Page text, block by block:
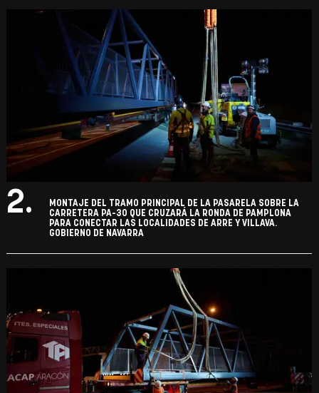
2.
MONTAJE DEL TRAMO PRINCIPAL DE LA PASARELA SOBRE LA
CARRETERA PA-30 QUE CRUZARÁ LA RONDA DE PAMPLONA
PARA CONECTAR LAS LOCALIDADES DE ARRE Y VILLAVA.
GOBIERNO DE NAVARRA